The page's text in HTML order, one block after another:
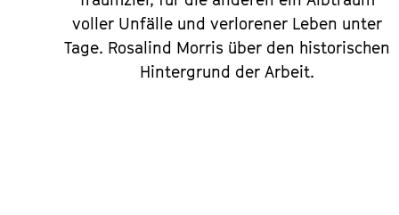
voller Unfälle und verlorener Leben unter
Tage. Rosalind Morris über den historischen
Hintergrund der Arbeit.